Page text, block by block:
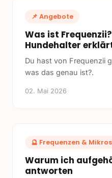
📌 Angebote
Was ist
Hundehalter
Du hast von Frequenzii
was das genau ist?.
02. Mai 2026
🔮 Frequenzen &
Warum ich
antworten